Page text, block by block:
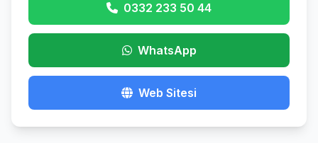
0332 233 50 44
WhatsApp
Web Sitesi